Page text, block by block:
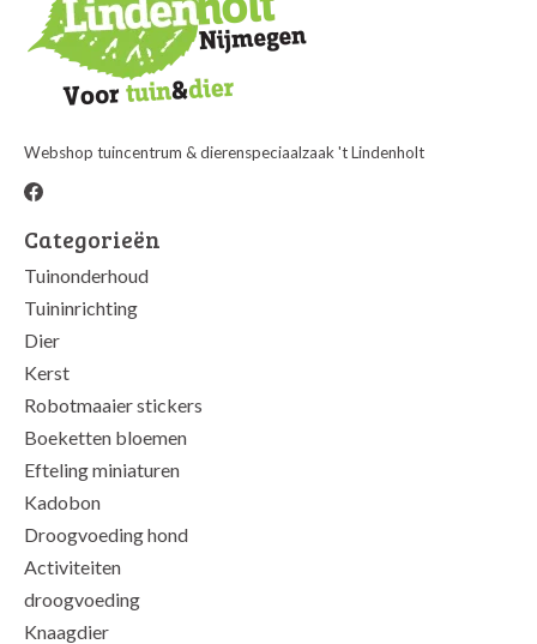
Webshop tuincentrum & dierenspeciaalzaak 't Lindenholt
Categorieën
Tuinonderhoud
Tuininrichting
Dier
Kerst
Robotmaaier stickers
Boeketten bloemen
Efteling miniaturen
Kadobon
Droogvoeding hond
Activiteiten
droogvoeding
Knaagdier